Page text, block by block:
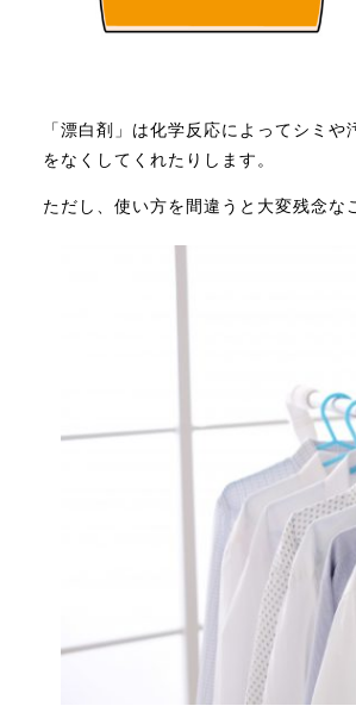
「漂白剤」は化学反応によってシミ
をなくしてくれたりします。
ただし、使い方を間違うと大変残念な